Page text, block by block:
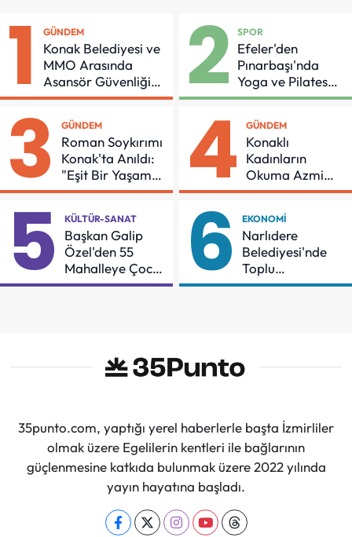
1 GÜNDEM
Konak Belediyesi ve
MMO Arasında
Asansör Güvenliği
İçin Önemli Protokol
2 SPOR
Efeler'den
Pınarbaşı'nda
Yoga ve Pilates
Buluşması
3 GÜNDEM
Roman Soykırımı
Konak'ta Anıldı:
"Eşit Bir Yaşam
İçin Mücadeleyi
4 GÜNDEM
Konaklı
Kadınların
Okuma Azmi
Örnek Oldu
5 KÜLTÜR-SANAT
Başkan Galip
Özel'den 55
Mahalleye Çocuk
Şenliği
6 EKONOMI
Narlıdere
Belediyesi'nde
Toplu
Sözleşmeye
35punto.com, yaptığı yerel haberlerle başta İzmirliler
olmak üzere Egelilerin kentleri ile bağlarının
güçlenmesine katkıda bulunmak üzere 2022 yılında
yayın hayatına başladı.